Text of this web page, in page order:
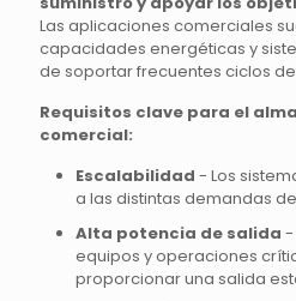
Las aplicaciones comerciales
capacidades energéticas y
de soportar frecuentes ciclos
Requisitos clave para el
comercial:
Escalabilidad - Los
a las distintas demandas
Alta potencia de salida -
equipos y operaciones
proporcionar una salida